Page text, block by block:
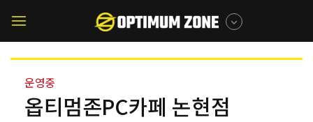
모바일
메뉴버튼
매장찾기
운영중
옵티멈존PC카페 논현점